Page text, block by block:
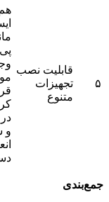
۵
قابلیت نصب
تجهیزات
متنوع
و
جمع‌بندی